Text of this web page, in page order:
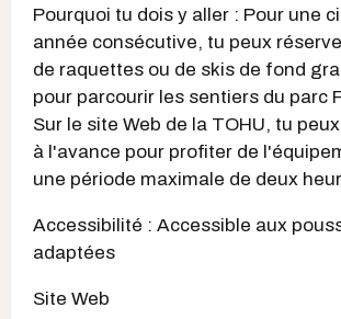
Pourquoi tu dois y aller : Pour une
année consécutive, tu peux
de raquettes ou de skis de fond
pour parcourir les sentiers du parc
Sur le site Web de la TOHU, tu
à l'avance pour profiter de
une période maximale de deux
Accessibilité : Accessible aux
adaptées
Site Web